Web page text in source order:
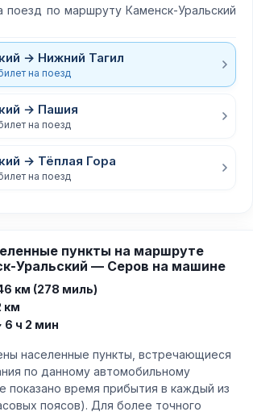
поезд по маршруту Каменск-Уральский
→ Нижний Тагил
на поезд
→ Пашия
на поезд
→ Тёплая Гора
на поезд
пункты на маршруте
Уральский — Серов на машине
км (278 миль)
км
6 ч 2 мин
населенные пункты, встречающиеся
по данному автомобильному
показано время прибытия в каждый из
поясов). Для более точного